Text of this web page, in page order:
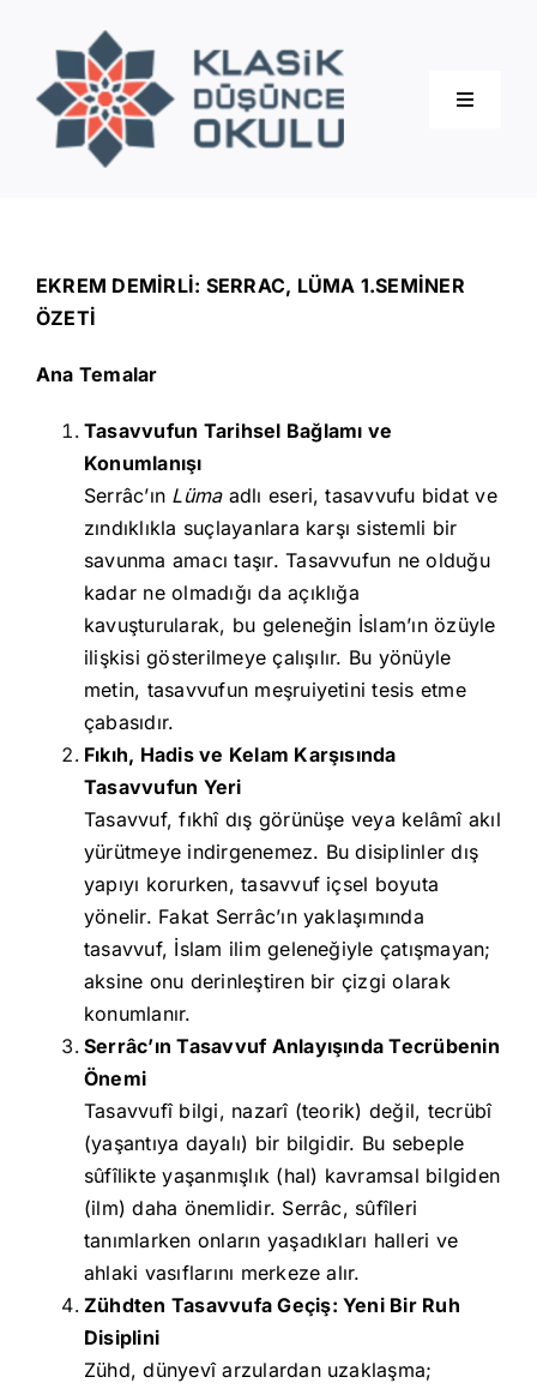
content
Toggle
Eğitimler
İletişim
EKREM DEMİRLİ: SERRAC, LÜMA 1.SEMİNER
ÖZETİ
Ana Temalar
Tasavvufun Tarihsel Bağlamı ve
Konumlanışı
Serrâc’ın Lümaadlı eseri, tasavvufu bidat ve
zındıklıkla suçlayanlara karşı sistemli bir
savunma amacı taşır. Tasavvufun ne olduğu
kadar ne olmadığı da açıklığa
kavuşturularak, bu geleneğin İslam’ın özüyle
ilişkisi gösterilmeye çalışılır. Bu yönüyle
metin, tasavvufun meşruiyetini tesis etme
çabasıdır.
Fıkıh, Hadis ve Kelam Karşısında
Tasavvufun Yeri
Tasavvuf, fıkhî dış görünüşe veya kelâmî akıl
yürütmeye indirgenemez. Bu disiplinler dış
yapıyı korurken, tasavvuf içsel boyuta
yönelir. Fakat Serrâc’ın yaklaşımında
tasavvuf, İslam ilim geleneğiyle çatışmayan;
aksine onu derinleştiren bir çizgi olarak
konumlanır.
Serrâc’ın Tasavvuf Anlayışında Tecrübenin
Önemi
Tasavvufî bilgi, nazarî (teorik) değil, tecrübî
(yaşantıya dayalı) bir bilgidir. Bu sebeple
sûfîlikte yaşanmışlık (hal) kavramsal bilgiden
(ilm) daha önemlidir. Serrâc, sûfîleri
tanımlarken onların yaşadıkları halleri ve
ahlaki vasıflarını merkeze alır.
Zühdten Tasavvufa Geçiş: Yeni Bir Ruh
Disiplini
Zühd, dünyevî arzulardan uzaklaşma;